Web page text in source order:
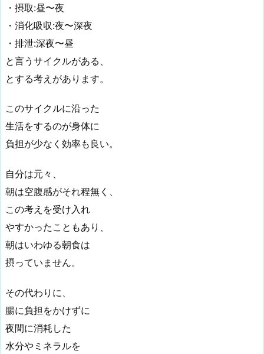
・摂取:昼〜夜
・消化吸収:夜〜深夜
・排泄:深夜〜昼
と言うサイクルがある、
とする考えがあります。
このサイクルに沿った
生活をするのが身体に
負担が少なく効率も良い。
自分は元々、
朝は空腹感がそれ程無く、
この考えを受け入れ
やすかったこともあり、
朝はいわゆる朝食は
摂っていません。
その代わりに、
腸に負担をかけずに
夜間に消耗した
水分やミネラルを